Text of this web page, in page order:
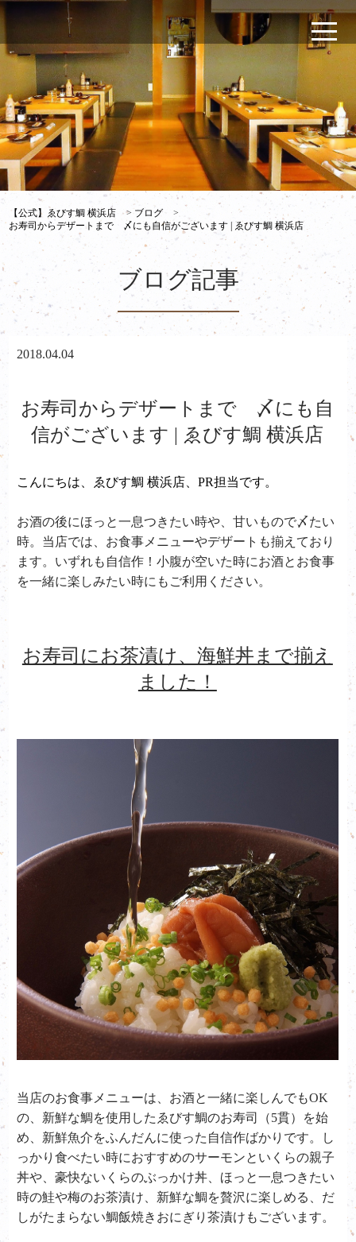
【公式】ゑびす鯛 横浜店 > ブログ
>
お寿司からデザートまで 〆にも自信がございます | ゑびす鯛 横浜店
ブログ記事
2018.04.04
お寿司からデザートまで 〆にも自
信がございます | ゑびす鯛 横浜店
こんにちは、ゑびす鯛 横浜店、PR担当です。
お酒の後にほっと一息つきたい時や、甘いもので〆たい
時。当店では、お食事メニューやデザートも揃えており
ます。いずれも自信作！小腹が空いた時にお酒とお食事
を一緒に楽しみたい時にもご利用ください。
お寿司にお茶漬け、海鮮丼まで揃え
ました！
当店のお食事メニューは、お酒と一緒に楽しんでもOK
の、新鮮な鯛を使用したゑびす鯛のお寿司（5貫）を始
め、新鮮魚介をふんだんに使った自信作ばかりです。し
っかり食べたい時におすすめのサーモンといくらの親子
丼や、豪快ないくらのぶっかけ丼、ほっと一息つきたい
時の鮭や梅のお茶漬け、新鮮な鯛を贅沢に楽しめる、だ
しがたまらない鯛飯焼きおにぎり茶漬けもございます。